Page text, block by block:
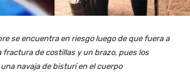
se encuentra en riesgo luego de que fuera a
fractura de costillas y un brazo, pues los
navaja de bisturí en el cuerpo